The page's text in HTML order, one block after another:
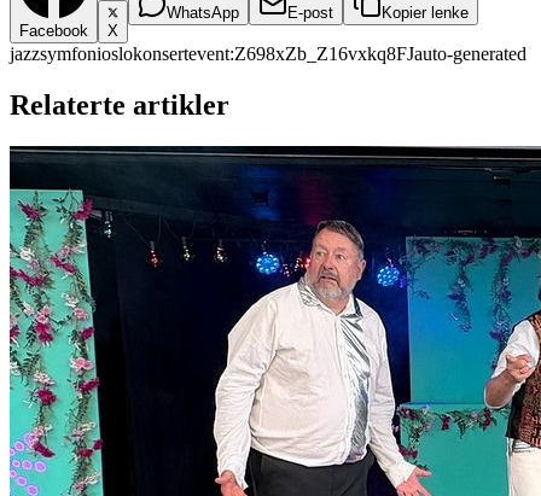
Facebook X
WhatsApp E-post Kopier lenke
jazzsymfonioslokonsertevent:Z698xZb_Z16vxkq8FJauto-generated
Relaterte artikler